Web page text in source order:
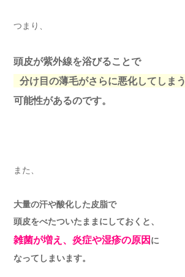
つまり、
頭皮が紫外線を浴びることで
分け目の薄毛がさらに悪化してしまう
可能性があるのです。
また、
大量の汗や酸化した皮脂で
頭皮をべたついたままにしておくと、
雑菌が増え、炎症や湿疹の原因に
なってしまいます。